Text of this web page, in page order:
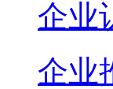
企业
企业